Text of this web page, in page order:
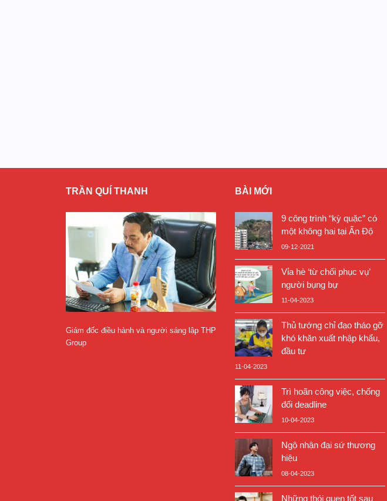
TRẦN QUÍ THANH
Giám đốc điều hành và người sáng lập THP
Group
BÀI MỚI
9 công trình “kỳ quặc” có
một không hai tại Ấn Độ
09-12-2021
Vỉa hè ‘từ chối phục vụ’
người bụng bự
11-04-2023
Thủ tướng chỉ đạo tháo gỡ
khó khăn xuất nhập khẩu,
đầu tư
11-04-2023
Trì hoãn công việc, chống
đối deadline
10-04-2023
Ngộ nhận đại sứ thương
hiệu
08-04-2023
Những thói quen tốt sau